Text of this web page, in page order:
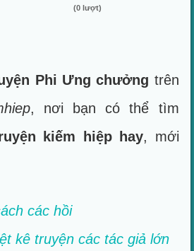
(0 lượt)
Phi Ưng chưởng trên
, nơi bạn có thể tìm
kiếm hiệp hay, mới
các hồi
kê truyện các tác giả lớn